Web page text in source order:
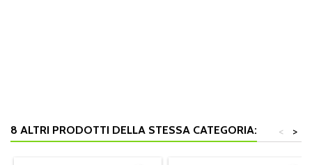
8 ALTRI PRODOTTI DELLA STESSA CATEGORIA: >
<